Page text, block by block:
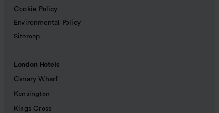
Cookie Policy
Environmental Policy
Sitemap
London Hotels
Canary Wharf
Kensington
Kings Cross